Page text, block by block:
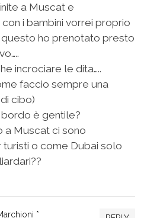
a Muscat e
i bambini vorrei proprio
ho prenotato presto
incrociare le dita…..
faccio sempre una
cibo)
è gentile?
a Muscat ci sono
o come Dubai solo
*